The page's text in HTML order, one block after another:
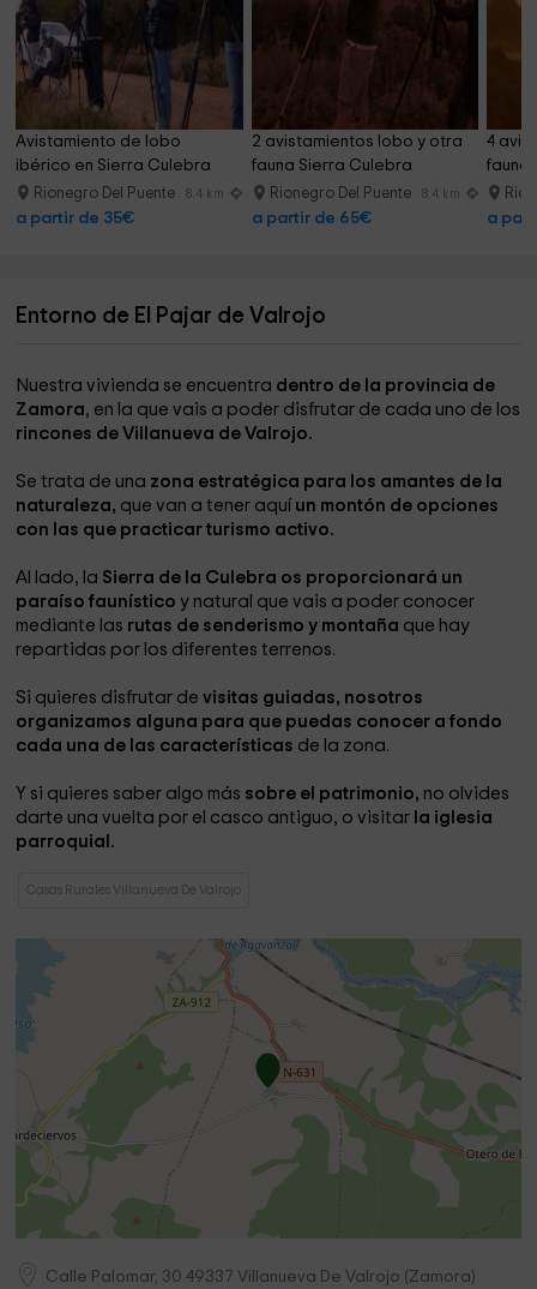
Avistamiento de lobo
ibérico en Sierra Culebra
Rionegro Del Puente 8.4 km
a partir de 35€
2 avistamientos lobo y otra
fauna Sierra Culebra
Rionegro Del Puente 8.4 km
a partir de 65€
4
fauna
a
Entorno de El Pajar de Valrojo
Nuestra vivienda se encuentra dentro de la provincia de
Zamora, en la que vais a poder disfrutar de cada uno de los
rincones de Villanueva de Valrojo.
Se trata de una zona estratégica para los amantes de la
naturaleza, que van a tener aquí un montón de opciones
con las que practicar turismo activo.
Al lado, la Sierra de la Culebra os proporcionará un
paraíso faunístico y natural que vais a poder conocer
mediante las rutas de senderismo y montaña que hay
repartidas por los diferentes terrenos.
Si quieres disfrutar de visitas guiadas, nosotros
organizamos alguna para que puedas conocer a fondo
cada una de las características de la zona.
Y si quieres saber algo más sobre el patrimonio, no olvides
darte una vuelta por el casco antiguo, o visitar la iglesia
parroquial.
Casas Rurales Villanueva De Valrojo
Calle Palomar, 30 49337 Villanueva De Valrojo (Zamora)